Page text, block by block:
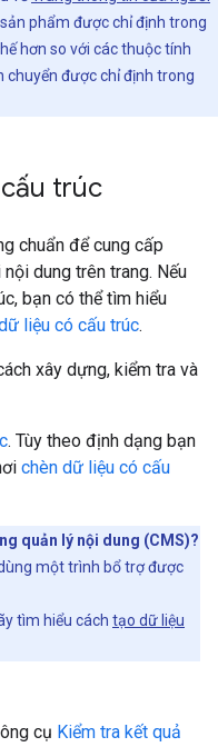
phẩm được chỉ định trong
hơn so với các thuộc tính
chuyển được chỉ định trong
trúc
chuẩn để cung cấp
dung trên trang. Nếu
bạn có thể tìm hiểu
liệu có cấu trúc.
xây dựng, kiểm tra và
. Tùy theo định dạng bạn
chèn dữ liệu có cấu
quản lý nội dung (CMS)?
một trình bổ trợ được
tìm hiểu cách tạo dữ liệu
cụ Kiểm tra kết quả